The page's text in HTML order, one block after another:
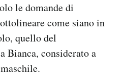
le domande di
come siano in
quello del
Bianca, considerato a